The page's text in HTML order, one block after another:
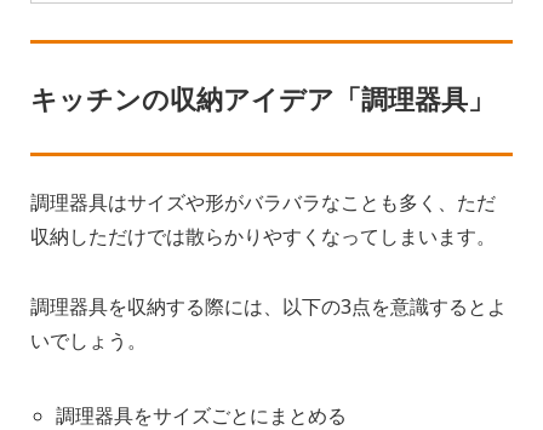
キッチンの収納アイデア「調理器具」
調理器具はサイズや形がバラバラなことも多く、ただ
収納しただけでは散らかりやすくなってしまいます。
調理器具を収納する際には、以下の3点を意識するとよ
いでしょう。
調理器具をサイズごとにまとめる